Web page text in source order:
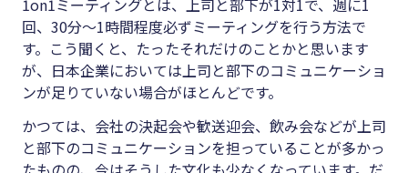
回、30分〜1時間程度必ずミーティングを行う方法で
す。こう聞くと、たったそれだけのことかと思います
が、日本企業においては上司と部下のコミュニケーショ
ンが足りていない場合がほとんどです。
かつては、会社の決起会や歓送迎会、飲み会などが上司
と部下のコミュニケーションを担っていることが多かっ